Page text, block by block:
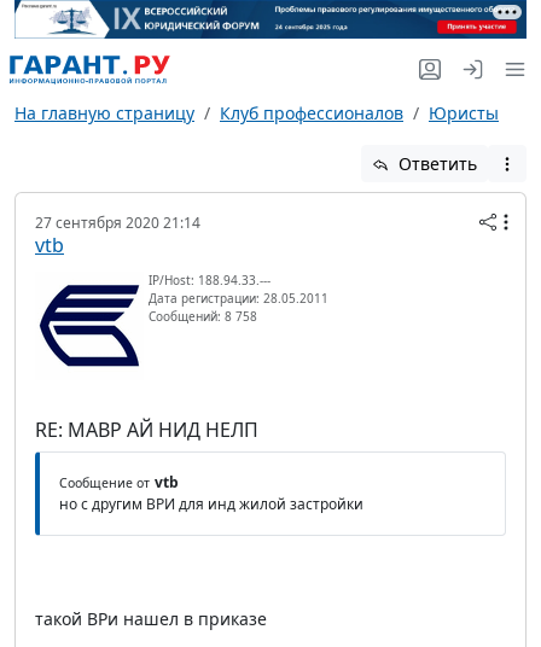
На главную страницу Клуб профессионалов Юристы
Ответить
27 сентября 2020 21:14
vtb
IP/Host: 188.94.33.---
Дата регистрации: 28.05.2011
Сообщений: 8 758
RE: МАВР АЙ НИД НЕЛП
Сообщение от vtb
но с другим ВРИ для инд жилой застройки
такой ВРи нашел в приказе